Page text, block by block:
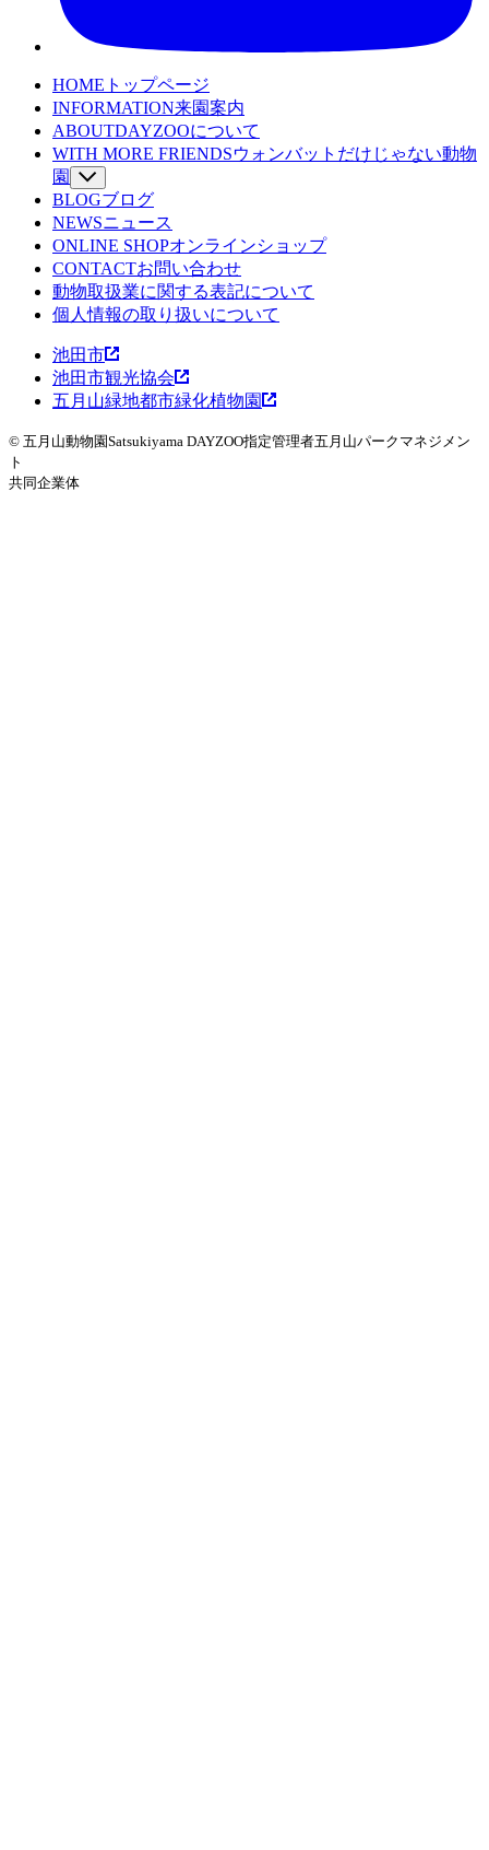
HOME トップページ
INFORMATION来園案内
ABOUTDAYZOOについて
WITH MORE FRIENDSウォンバットだけじゃない動物
園
SPECIES
WOMBAT TV
LEARNING魅力発見コンテンツ
EVENTイベント
WOMBAT TOWN MAPウォンバットタウンマッ
プ
BLOGブログ
NEWSニュース
ONLINE SHOPオンラインショップ
CONTACTお問い合わせ
動物取扱業に関する表記について
個人情報の取り扱いについて
池田市
池田市観光協会
五月山緑地都市緑化植物園
© 五月山動物園Satsukiyama DAYZOO指定管理者五月山パークマネジメン
ト
共同企業体